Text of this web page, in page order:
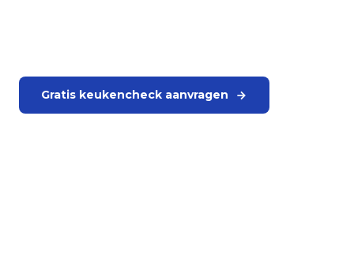
Gratis keukencheck aanvragen